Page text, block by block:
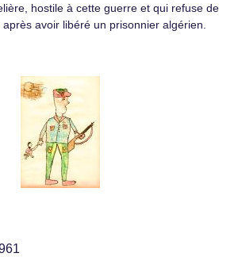
hostile à cette guerre et qui refuse de
avoir libéré un prisonnier algérien.